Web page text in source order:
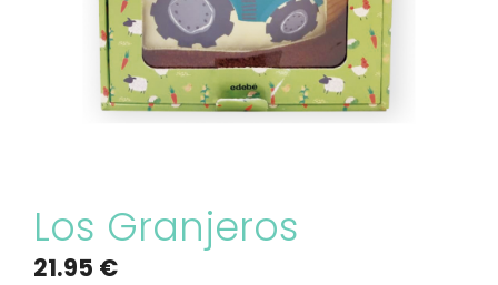
Los Granjeros
21.95 €